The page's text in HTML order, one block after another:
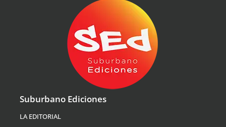
Suburbano Ediciones
LA EDITORIAL